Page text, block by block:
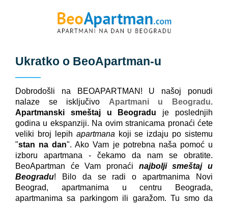
Ukratko o BeoApartman-u
Dobrodošli na BEOAPARTMAN! U našoj ponudi
nalaze se isključivo Apartmani u Beogradu.
Apartmanski smeštaj u Beogradu je poslednjih
godina u ekspanziji. Na ovim stranicama pronaći ćete
veliki broj lepih apartmana koji se izdaju po sistemu
"stan na dan". Ako Vam je potrebna naša pomoć u
izboru apartmana - čekamo da nam se obratite.
BeoApartman će Vam pronaći najbolji smeštaj u
Beogradu! Bilo da se radi o apartmanima Novi
Beograd, apartmanima u centru Beograda,
apartmanima sa parkingom ili garažom. Tu smo da